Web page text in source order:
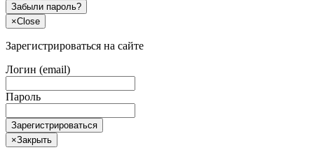
Забыли пароль?
×Close
Зарегистрироваться на сайте
Логин (email)
Пароль
Зарегистрироваться
×Закрыть